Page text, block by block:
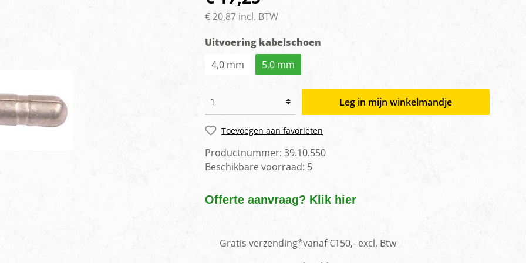
€ 20,87 incl. BTW
Uitvoering kabelschoen
4,0 mm
5,0 mm
Leg in mijn winkelmandje
Toevoegen aan favorieten
Productnummer: 39.10.550
Beschikbare voorraad: 5
Offerte aanvraag? Klik hier
Gratis verzending*vanaf €150,- excl. Btw